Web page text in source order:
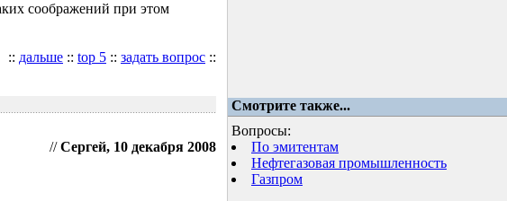
соображений при этом
:: дальше :: top 5 :: задать вопрос ::
Смотрите также...
//Сергей, 10 декабря 2008
Вопросы:
По эмитентам
Нефтегазовая промышленность
Газпром